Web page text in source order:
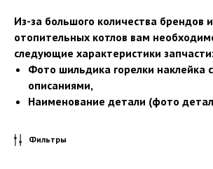
Из-за большого количества брендов
отопительных котлов вам
следующие характеристики запчасти:
Фото шильдика горелки наклейка
описаниями,
Наименование детали (фото
Фильтры